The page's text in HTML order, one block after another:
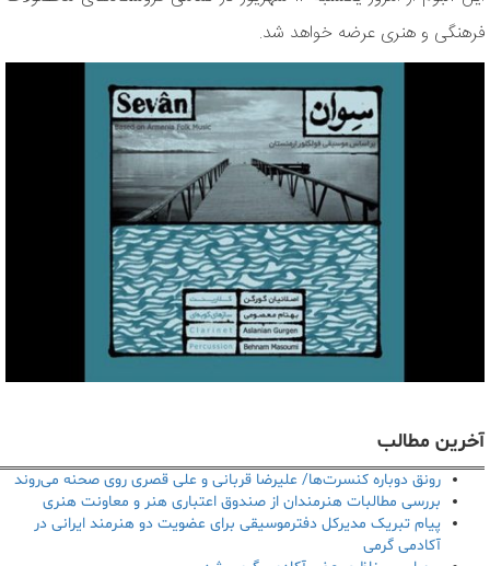
فرهنگی و هنری عرضه خواهد شد.
آخرین مطالب
رونق دوباره کنسرت‌ها/ علیرضا قربانی و علی قصری روی صحنه می‌روند
بررسی مطالبات هنرمندان از صندوق اعتباری هنر و معاونت هنری
پیام تبریک مدیرکل دفترموسیقی برای عضویت دو هنرمند ایرانی در
آکادمی گرمی